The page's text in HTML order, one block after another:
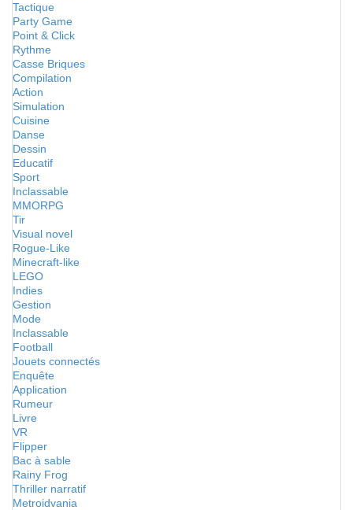
Tactique
Party Game
Point & Click
Rythme
Casse Briques
Compilation
Action
Simulation
Cuisine
Danse
Dessin
Educatif
Sport
Inclassable
MMORPG
Tir
Visual novel
Rogue-Like
Minecraft-like
LEGO
Indies
Gestion
Mode
Inclassable
Football
Jouets connectés
Enquête
Application
Rumeur
Livre
VR
Flipper
Bac à sable
Rainy Frog
Thriller narratif
Metroidvania